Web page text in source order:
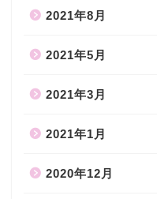
2021年8月
2021年5月
2021年3月
2021年1月
2020年12月